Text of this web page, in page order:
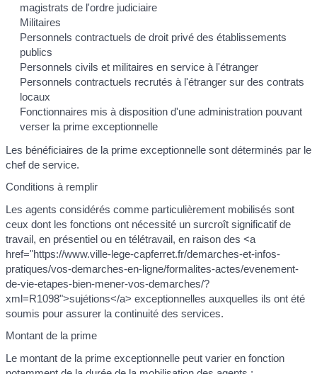
magistrats de l'ordre judiciaire
Militaires
Personnels contractuels de droit privé des établissements
publics
Personnels civils et militaires en service à l'étranger
Personnels contractuels recrutés à l'étranger sur des contrats
locaux
Fonctionnaires mis à disposition d'une administration pouvant
verser la prime exceptionnelle
Les bénéficiaires de la prime exceptionnelle sont déterminés par le
chef de service.
Conditions à remplir
Les agents considérés comme particulièrement mobilisés sont
ceux dont les fonctions ont nécessité un surcroît significatif de
travail, en présentiel ou en télétravail, en raison des <a
href="https://www.ville-lege-capferret.fr/demarches-et-infos-
pratiques/vos-demarches-en-ligne/formalites-actes/evenement-
de-vie-etapes-bien-mener-vos-demarches/?
xml=R1098">sujétions</a> exceptionnelles auxquelles ils ont été
soumis pour assurer la continuité des services.
Montant de la prime
Le montant de la prime exceptionnelle peut varier en fonction